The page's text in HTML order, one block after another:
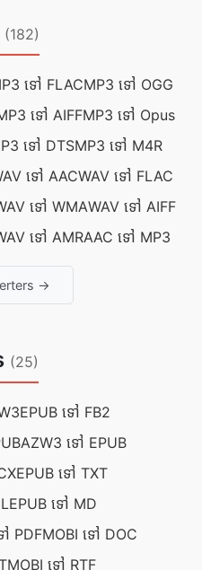
(182)
ទៅ FLACMP3 ទៅ OGG
ទៅ AIFFMP3 ទៅ Opus
ទៅ DTSMP3 ទៅ M4R
ទៅ AACWAV ទៅ FLAC
ទៅ WMAWAV ទៅ AIFF
ទៅ AMRAAC ទៅ MP3
→
(25)
EPUB ទៅ FB2
AZW3 ទៅ EPUB
EPUB ទៅ TXT
EPUB ទៅ MD
PDFMOBI ទៅ DOC
MOBI ទៅ RTF